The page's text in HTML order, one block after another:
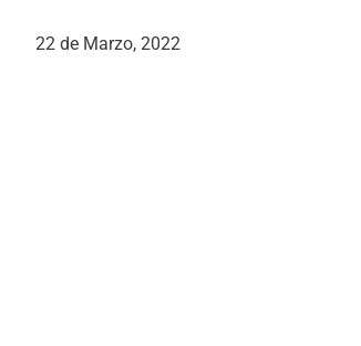
22 de Marzo, 2022